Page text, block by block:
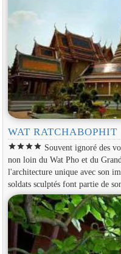
WAT RATCHABOPHIT
starstarstarstar Souvent ignoré des
non loin du Wat Pho et du
l'architecture unique avec son
soldats sculptés font partie de